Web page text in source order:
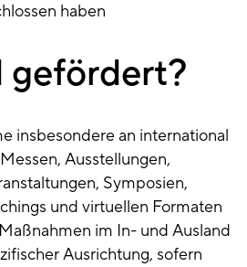
haben
gefördert?
insbesondere an international
Ausstellungen,
Symposien,
und virtuellen Formaten
im In- und Ausland
Ausrichtung, sofern